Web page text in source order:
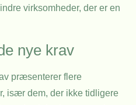
virksomheder, der er en
nye krav
præsenterer flere
især dem, der ikke tidligere